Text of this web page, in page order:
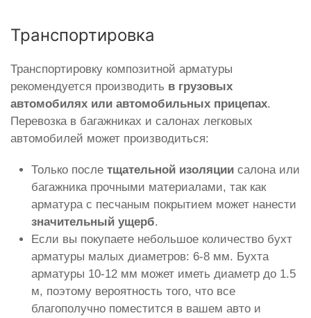
Транспортировка
Транспортировку композитной арматуры
рекомендуется производить в грузовых
автомобилях или автомобильных прицепах.
Перевозка в багажниках и салонах легковых
автомобилей может производиться:
Только после тщательной изоляции салона или
багажника прочными материалами, так как
арматура с песчаным покрытием может нанести
значительный ущерб.
Если вы покупаете небольшое количество бухт
арматуры малых диаметров: 6-8 мм. Бухта
арматуры 10-12 мм может иметь диаметр до 1.5
м, поэтому вероятность того, что все
благополучно поместится в вашем авто и